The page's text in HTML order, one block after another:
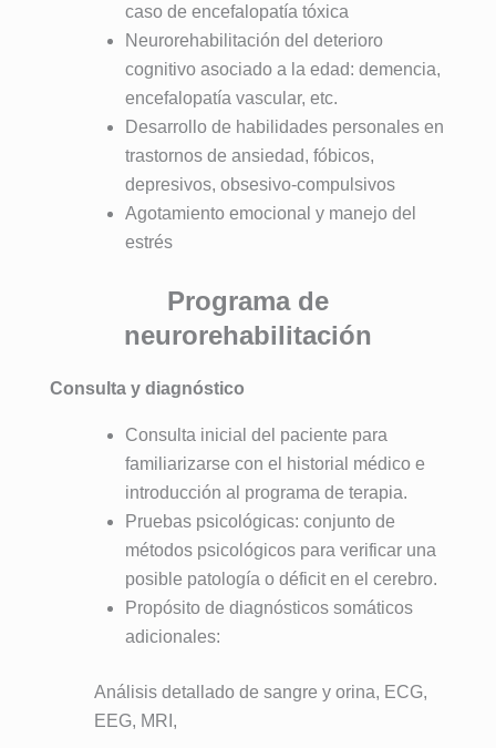
caso de encefalopatía tóxica
Neurorehabilitación del deterioro
cognitivo asociado a la edad: demencia,
encefalopatía vascular, etc.
Desarrollo de habilidades personales en
trastornos de ansiedad, fóbicos,
depresivos, obsesivo-compulsivos
Agotamiento emocional y manejo del
estrés
Programa de
neurorehabilitación
Consulta y diagnóstico
Consulta inicial del paciente para
familiarizarse con el historial médico e
introducción al programa de terapia.
Pruebas psicológicas: conjunto de
métodos psicológicos para verificar una
posible patología o déficit en el cerebro.
Propósito de diagnósticos somáticos
adicionales:
Análisis detallado de sangre y orina, ECG,
EEG, MRI,